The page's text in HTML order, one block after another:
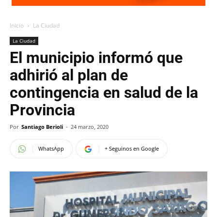
Inicio La Ciudad
La Ciudad
El municipio informó que
adhirió al plan de
contingencia en salud de la
Provincia
Por Santiago Berioli - 24 marzo, 2020
WhatsApp + Seguinos en Google